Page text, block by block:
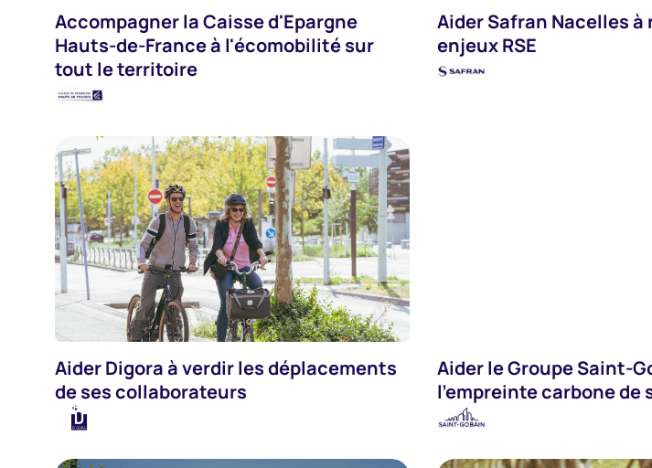
Banques Et Assurances
Accompagner la Caisse d'Epargne
Hauts-de-France à l'écomobilité sur
tout le territoire
Industries
Aider Safran Nacelles à
enjeux RSE
Systèmes D'information
Aider Digora à verdir les déplacements
de ses collaborateurs
Industries
Aider le Groupe Saint-
l'empreinte carbone de